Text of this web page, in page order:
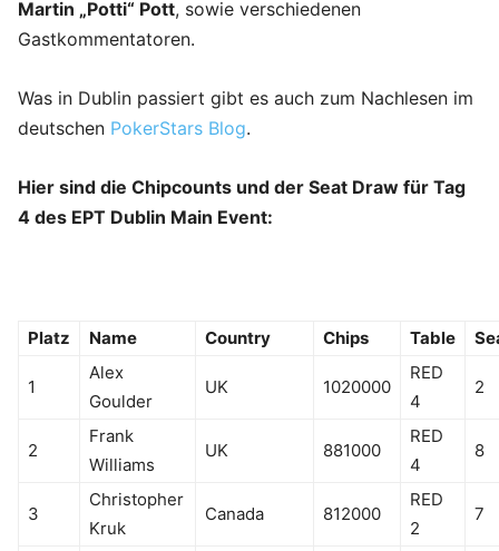
Martin „Potti“ Pott, sowie verschiedenen
Gastkommentatoren.
Was in Dublin passiert gibt es auch zum Nachlesen im
deutschen PokerStars Blog.
Hier sind die Chipcounts und der Seat Draw für Tag
4 des EPT Dublin Main Event:
Platz Name Country Chips Table
1
Alex
Goulder
UK 1020000
RED
4
2
2
Frank
Williams
UK 881000
RED
4
8
3
Christopher
Kruk
Canada 812000
RED
2
7